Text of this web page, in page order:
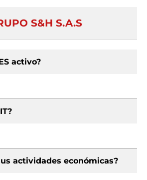
S&H S.A.S
activo?
actividades económicas?